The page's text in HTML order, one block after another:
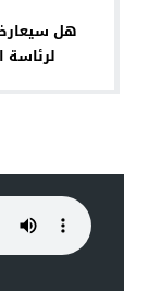
هل